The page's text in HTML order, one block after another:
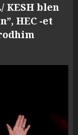
KESH blen
HEC -et